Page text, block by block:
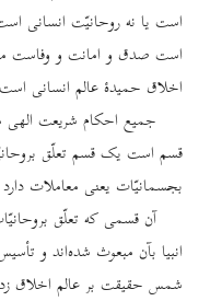
است یا نه روحانیّت انسانی
است صدق و امانت و وفاست
اخلاق حمیدۀ عالم انسانی
جمیع احکام شریعت الهی
قسم است یک قسم تعلّق
بجسمانیّات یعنی معاملات دارد
آن قسمی که تعلّق
انبیا بآن مبعوث شده‌اند و
شمس حقیقت بر عالم اخلاق